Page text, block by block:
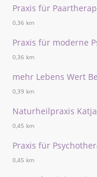
Praxis für
0,36 km
Praxis für moderne
0,36 km
mehr Lebens Wert
0,39 km
Naturheilpraxis
0,45 km
Praxis für
0,45 km